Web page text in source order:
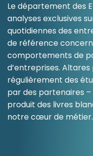
Vos enjeux
Nos solutions
Nos data
Notre groupe
Nos partenaires
Le département des
analyses exclusives
quotidiennes des
de référence
comportements de
d’entreprises.
régulièrement des
par des partenaires
produit des livres
notre cœur de métier.